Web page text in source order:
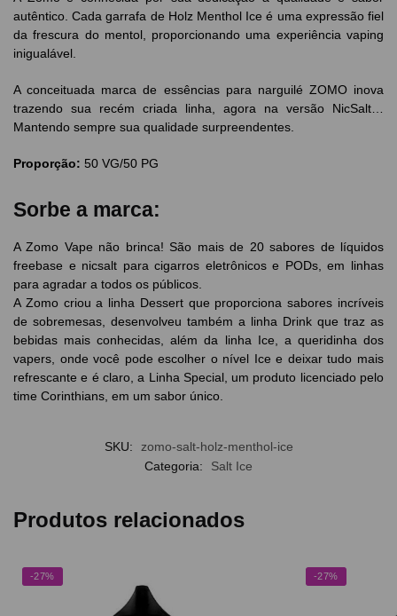
autêntico. Cada garrafa de Holz Menthol Ice é uma expressão fiel
da frescura do mentol, proporcionando uma experiência vaping
inigualável.
A conceituada marca de essências para narguilé ZOMO inova
trazendo sua recém criada linha, agora na versão NicSalt…
Mantendo sempre sua qualidade surpreendentes.
Proporção: 50 VG/50 PG
Sorbe a marca:
A Zomo Vape não brinca! São mais de 20 sabores de líquidos
freebase e nicsalt para cigarros eletrônicos e PODs, em linhas
para agradar a todos os públicos.
A Zomo criou a linha Dessert que proporciona sabores incríveis
de sobremesas, desenvolveu também a linha Drink que traz as
bebidas mais conhecidas, além da linha Ice, a queridinha dos
vapers, onde você pode escolher o nível Ice e deixar tudo mais
refrescante e é claro, a Linha Special, um produto licenciado pelo
time Corinthians, em um sabor único.
SKU:
zomo-salt-holz-menthol-ice
Categoria:
Salt Ice
Produtos relacionados
-27% -27%